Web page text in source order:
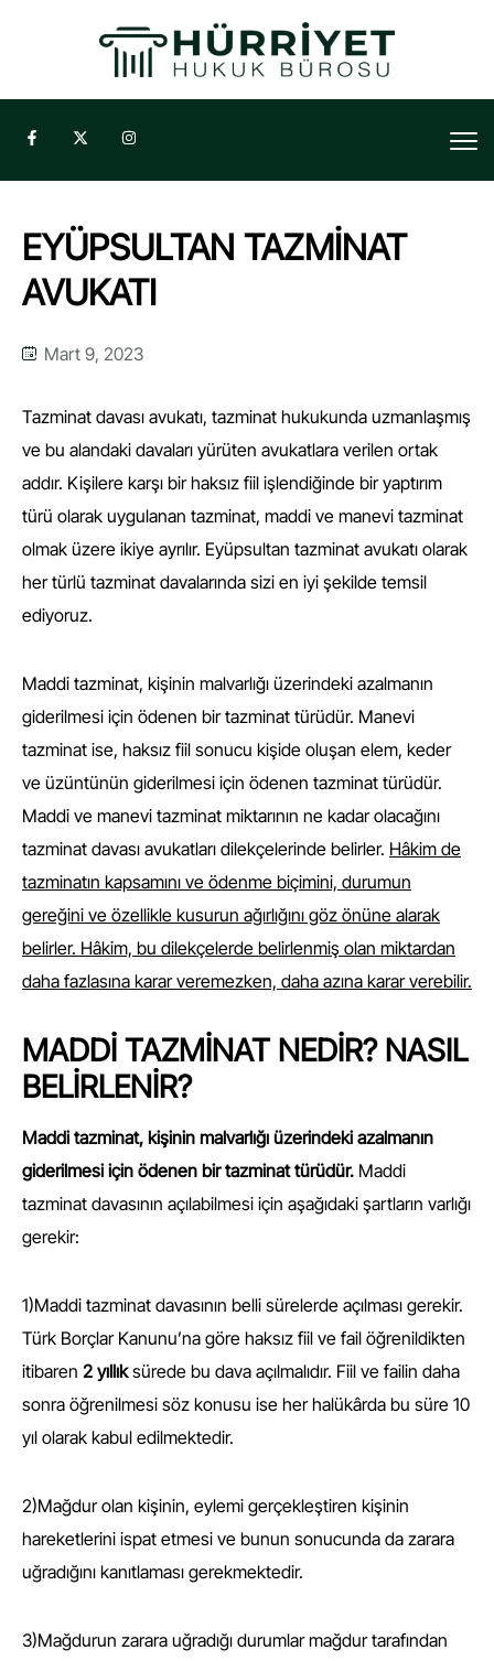
EYÜPSULTAN TAZMİNAT
AVUKATI
Mart 9, 2023
Tazminat davası avukatı, tazminat hukukunda uzmanlaşmış
ve bu alandaki davaları yürüten avukatlara verilen ortak
addır. Kişilere karşı bir haksız fiil işlendiğinde bir yaptırım
türü olarak uygulanan tazminat, maddi ve manevi tazminat
olmak üzere ikiye ayrılır. Eyüpsultan tazminat avukatı olarak
her türlü tazminat davalarında sizi en iyi şekilde temsil
ediyoruz.
Maddi tazminat, kişinin malvarlığı üzerindeki azalmanın
giderilmesi için ödenen bir tazminat türüdür. Manevi
tazminat ise, haksız fiil sonucu kişide oluşan elem, keder
ve üzüntünün giderilmesi için ödenen tazminat türüdür.
Maddi ve manevi tazminat miktarının ne kadar olacağını
tazminat davası avukatları dilekçelerinde belirler. Hâkim de
tazminatın kapsamını ve ödenme biçimini, durumun
gereğini ve özellikle kusurun ağırlığını göz önüne alarak
belirler. Hâkim, bu dilekçelerde belirlenmiş olan miktardan
daha fazlasına karar veremezken, daha azına karar verebilir.
MADDİ TAZMİNAT NEDİR? NASIL
BELİRLENİR?
Maddi tazminat, kişinin malvarlığı üzerindeki azalmanın
giderilmesi için ödenen bir tazminat türüdür. Maddi
tazminat davasının açılabilmesi için aşağıdaki şartların varlığı
gerekir:
1)Maddi tazminat davasının belli sürelerde açılması gerekir.
Türk Borçlar Kanunu’na göre haksız fiil ve fail öğrenildikten
itibaren 2 yıllıksürede bu dava açılmalıdır. Fiil ve failin daha
sonra öğrenilmesi söz konusu ise her halükârda bu süre 10
yıl olarak kabul edilmektedir.
2)Mağdur olan kişinin, eylemi gerçekleştiren kişinin
hareketlerini ispat etmesi ve bunun sonucunda da zarara
uğradığını kanıtlaması gerekmektedir.
3)Mağdurun zarara uğradığı durumlar mağdur tarafından